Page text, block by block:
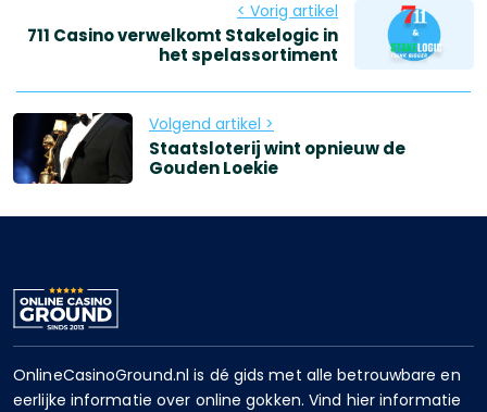
< Vorig artikel
711 Casino verwelkomt Stakelogic in
het spelassortiment
Volgend artikel >
Staatsloterij wint opnieuw de
Gouden Loekie
OnlineCasinoGround.nl is dé gids met alle betrouwbare en
eerlijke informatie over online gokken. Vind hier informatie